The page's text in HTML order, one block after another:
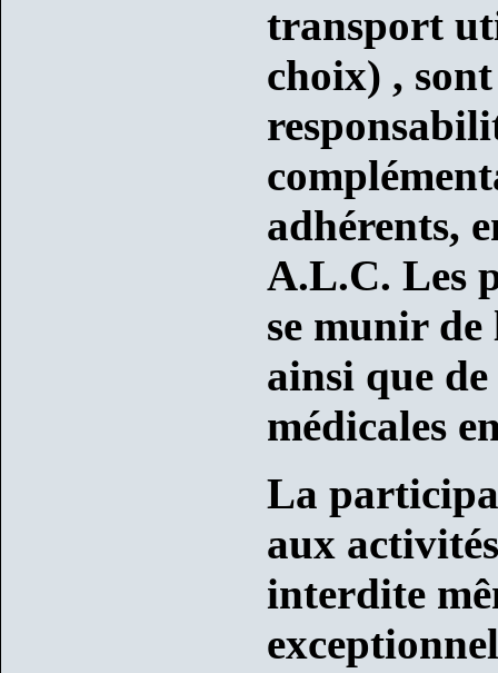
transport
choix) ,
adhérents,
A.L.C. Les
se munir de
ainsi que
médicales
La
aux
interdite